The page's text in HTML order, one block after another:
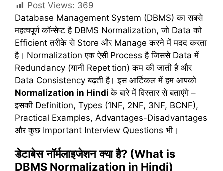
Post Views: 369
Database Management System (DBMS) का सबसे
महत्वपूर्ण कॉन्सेप्ट है DBMS Normalization, जो Data को
Efficient तरीके से Store और Manage करने में मदद करता
है। Normalization एक ऐसी Process है जिससे Data में
Redundancy (यानी Repetition) कम की जाती है और
Data Consistency बढ़ती है। इस आर्टिकल में हम आपको
Normalization in Hindi के बारे में विस्तार से बताएंगे –
इसकी Definition, Types (1NF, 2NF, 3NF, BCNF),
Practical Examples, Advantages-Disadvantages
और कुछ Important Interview Questions भी।
डेटाबेस नॉर्मलाइजेशन क्या है? (What is
DBMS Normalization in Hindi)